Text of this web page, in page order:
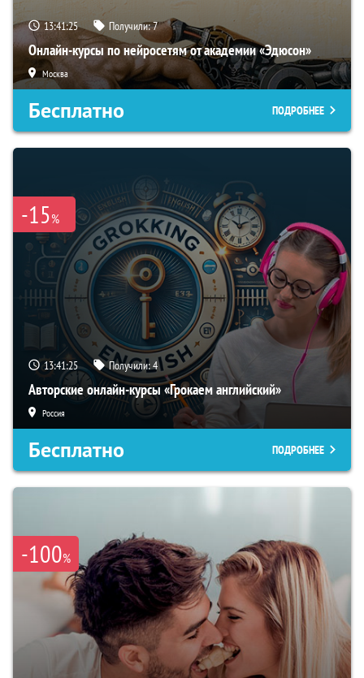
13:41:24 Получили:7
Онлайн-курсы по нейросетям от академии «Эдюсон»
Москва
Бесплатно ПОДРОБНЕЕ
-15%
13:41:24 Получили:4
Авторские онлайн-курсы «Грокаем английский»
Россия
Бесплатно ПОДРОБНЕЕ
-100%